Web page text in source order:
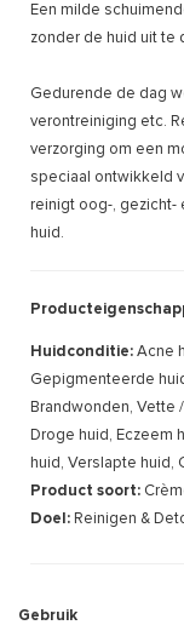
Een milde
zonder de huid uit te
Gedurende de dag
verontreiniging etc.
verzorging om een
speciaal ontwikkeld
reinigt oog-, gezicht-
huid.
Huidconditie: Acne
Gepigmenteerde
Brandwonden, Vette
Droge huid, Eczeem
huid, Verslapte huid,
Product soort:
Doel: Reinigen &
Gebruik